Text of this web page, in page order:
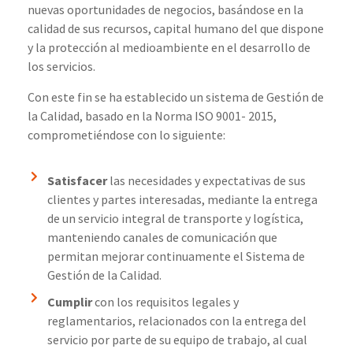
nuevas oportunidades de negocios, basándose en la
calidad de sus recursos, capital humano del que dispone
y la protección al medioambiente en el desarrollo de
los servicios.
Con este fin se ha establecido un sistema de Gestión de
la Calidad, basado en la Norma ISO 9001- 2015,
comprometiéndose con lo siguiente:
Satisfacerlas necesidades y expectativas de sus
clientes y partes interesadas, mediante la entrega
de un servicio integral de transporte y logística,
manteniendo canales de comunicación que
permitan mejorar continuamente el Sistema de
Gestión de la Calidad.
Cumplircon los requisitos legales y
reglamentarios, relacionados con la entrega del
servicio por parte de su equipo de trabajo, al cual